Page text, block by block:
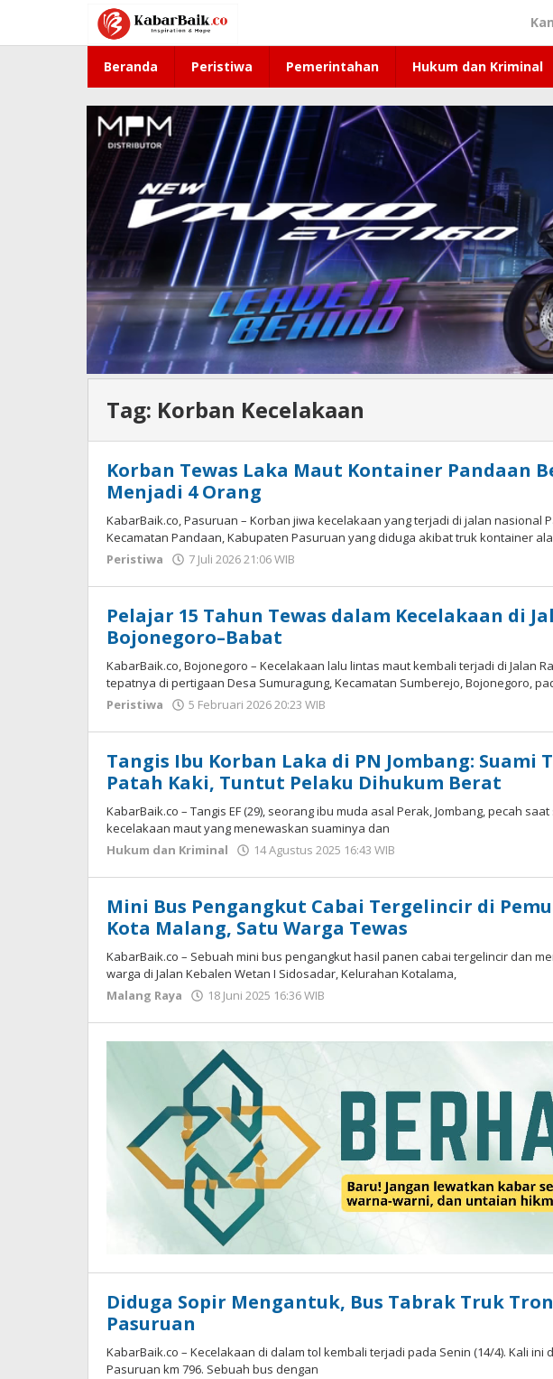
konten
Beranda Peristiwa Pemerintahan Hukum dan Kriminal
Tag: Korban Kecelakaan
Korban Tewas Laka Maut Kontainer Pandaan
Menjadi 4 Orang
KabarBaik.co, Pasuruan – Korban jiwa kecelakaan yang terjadi di jalan nasional
Kecamatan Pandaan, Kabupaten Pasuruan yang diduga akibat truk kontainer
Peristiwa
7 Juli 2026 21:06 WIB
Pelajar 15 Tahun Tewas dalam Kecelakaan di
Bojonegoro–Babat
KabarBaik.co, Bojonegoro – Kecelakaan lalu lintas maut kembali terjadi di Jalan
tepatnya di pertigaan Desa Sumuragung, Kecamatan Sumberejo, Bojonegoro,
Peristiwa
5 Februari 2026 20:23 WIB
Tangis Ibu Korban Laka di PN Jombang: Suami
Patah Kaki, Tuntut Pelaku Dihukum Berat
KabarBaik.co – Tangis EF (29), seorang ibu muda asal Perak, Jombang, pecah
kecelakaan maut yang menewaskan suaminya dan
Hukum dan Kriminal
14 Agustus 2025 16:43 WIB
Mini Bus Pengangkut Cabai Tergelincir di
Kota Malang, Satu Warga Tewas
KabarBaik.co – Sebuah mini bus pengangkut hasil panen cabai tergelincir dan
warga di Jalan Kebalen Wetan I Sidosadar, Kelurahan Kotalama,
Malang Raya
18 Juni 2025 16:36 WIB
Diduga Sopir Mengantuk, Bus Tabrak Truk
Pasuruan
KabarBaik.co – Kecelakaan di dalam tol kembali terjadi pada Senin (14/4). Kali ini
Pasuruan km 796. Sebuah bus dengan